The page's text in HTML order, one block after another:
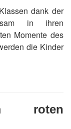
dank der
in ihren
Momente des
die Kinder
roten